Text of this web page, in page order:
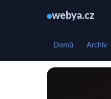
webya.cz
Domů Archiv